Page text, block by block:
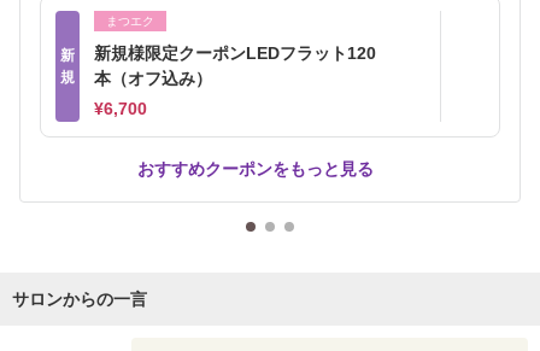
新
規
まつエク
新規様限定クーポンLEDフラット120
本（オフ込み）
¥6,700
おすすめクーポンをもっと見る
サロンからの一言